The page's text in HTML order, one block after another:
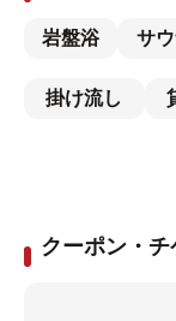
岩盤浴 サ
掛け流し
クーポン・チ